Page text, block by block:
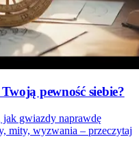
pewność siebie?
gwiazdy naprawdę
mity, wyzwania – przeczytaj